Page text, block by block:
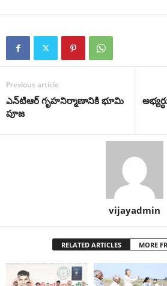
Previous article
ఎన్‌టిఆర్ గృహ‌నిర్మాణానికి భూమి
పూజ‌
vijayadmin
RELATED ARTICLES MORE